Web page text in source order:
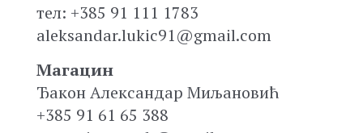
тел: +385 91 111 1783
aleksandar.lukic91@gmail.com
Магацин
Ђакон Александар Миљановић
+385 91 61 65 388